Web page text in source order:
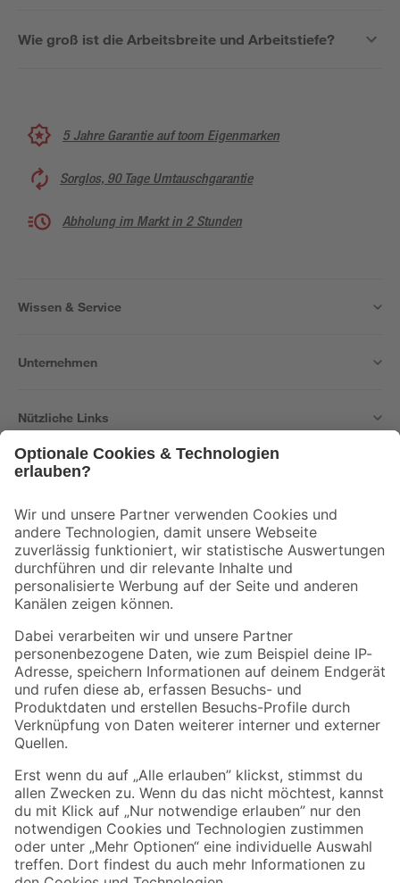
Wie groß ist die Arbeitsbreite und Arbeitstiefe?
5 Jahre Garantie auf toom Eigenmarken
Sorglos, 90 Tage Umtauschgarantie
Abholung im Markt in 2 Stunden
Wissen & Service
Unternehmen
Nützliche Links
Der toom Newsletter: Keine Angebote und Aktionen mehr verpassen!
Zur Newsletter Anmeldung
Folge uns
Zahlungsarten Versandarten
Sicher einkaufen
Jetzt die toom-App herunterladen